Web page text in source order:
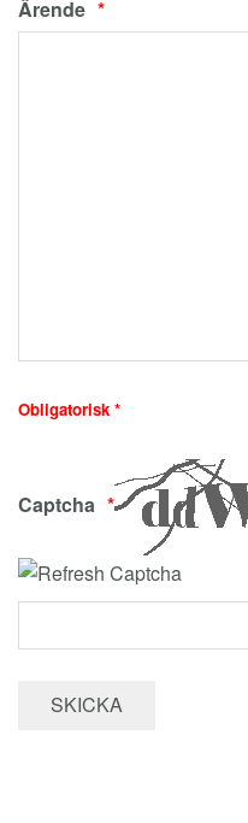
Ärende
Obligatorisk *
Captcha